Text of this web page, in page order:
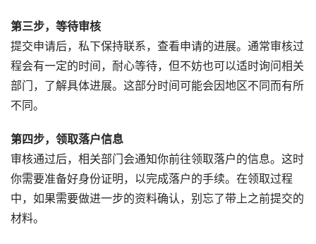
第三步，等待审核
提交申请后，私下保持联系，查看申请的进展。通常审核过
程会有一定的时间，耐心等待，但不妨也可以适时询问相关
部门，了解具体进展。这部分时间可能会因地区不同而有所
不同。
第四步，领取落户信息
审核通过后，相关部门会通知你前往领取落户的信息。这时
你需要准备好身份证明，以完成落户的手续。在领取过程
中，如果需要做进一步的资料确认，别忘了带上之前提交的
材料。